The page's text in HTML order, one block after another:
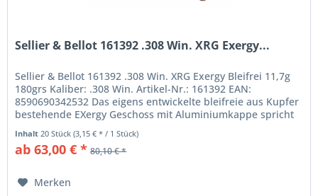
Sellier & Bellot 161392 .308 Win. XRG Exergy...
Sellier & Bellot 161392 .308 Win. XRG Exergy Bleifrei 11,7g
180grs Kaliber: .308 Win. Artikel-Nr.: 161392 EAN:
8590690342532 Das eigens entwickelte bleifreie aus Kupfer
bestehende EXergy Geschoss mit Aluminiumkappe spricht
Inhalt 20 Stück(3,15 € * / 1 Stück)
ab 63,00 € * 80,10 € *
Merken